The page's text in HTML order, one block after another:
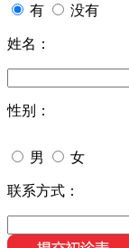
有 没有
姓名：
性别：
男 女
联系方式：